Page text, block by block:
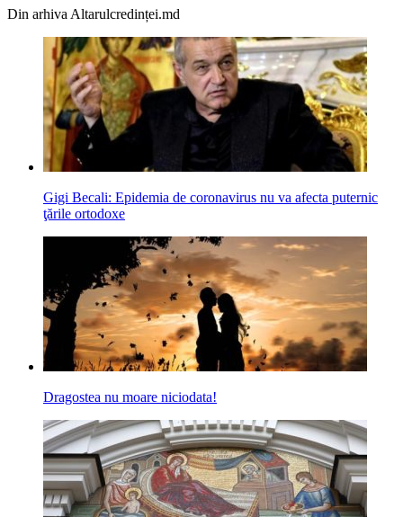
Din arhiva Altarulcredinței.md
Gigi Becali: Epidemia de coronavirus nu va afecta puternic
ţările ortodoxe
Dragostea nu moare niciodata!